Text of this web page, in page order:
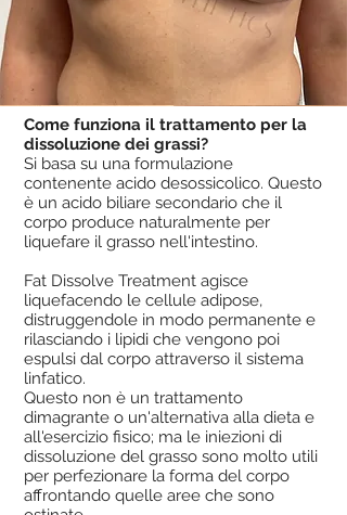
Come funziona il trattamento per la
dissoluzione dei grassi?
Si basa su una formulazione
contenente acido desossicolico. Questo
è un acido biliare secondario che il
corpo produce naturalmente per
liquefare il grasso nell'intestino.
Fat Dissolve Treatment agisce
liquefacendo le cellule adipose,
distruggendole in modo permanente e
rilasciando i lipidi che vengono poi
espulsi dal corpo attraverso il sistema
linfatico.
Questo non è un trattamento
dimagrante o un'alternativa alla dieta e
all'esercizio fisico; ma le iniezioni di
dissoluzione del grasso sono molto utili
per perfezionare la forma del corpo
affrontando quelle aree che sono